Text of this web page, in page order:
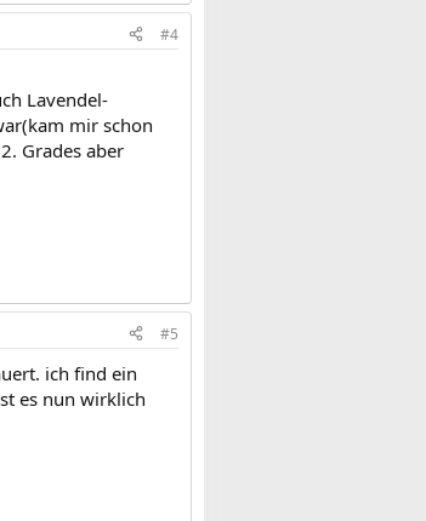
#4
Lavendel-
mir schon
Grades aber
#5
ich find ein
es nun wirklich